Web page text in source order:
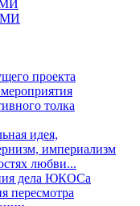
проекта
толка
идея,
империализм
любви...
дела ЮКОСа
пересмотра